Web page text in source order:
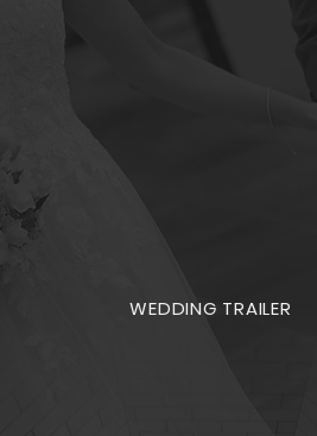
WEDDING TRAILER